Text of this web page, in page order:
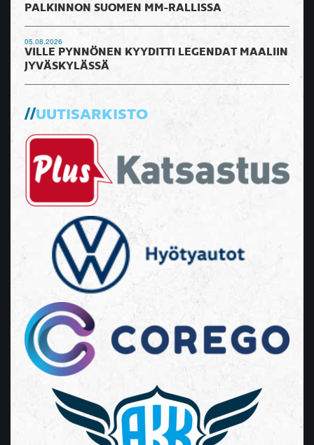
PALKINNON SUOMEN MM-RALLISSA
05.08.2026
VILLE PYNNÖNEN KYYDITTI LEGENDAT MAALIIN
JYVÄSKYLÄSSÄ
UUTISARKISTO